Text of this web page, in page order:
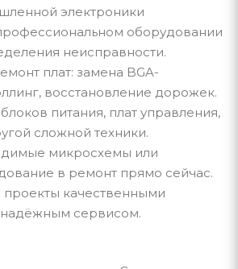
электроники
оборудовании
неисправности.
плат: замена BGA-
восстановление дорожек.
питания, плат управления,
сложной техники.
микросхемы или
в ремонт прямо сейчас.
проекты качественными
сервисом.